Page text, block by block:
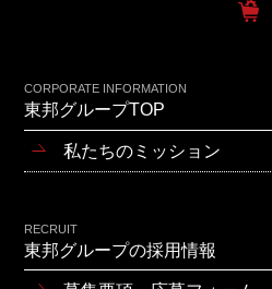
CORPORATE INFORMATION
東邦グループTOP
私たちのミッション
RECRUIT
東邦グループの採用情報